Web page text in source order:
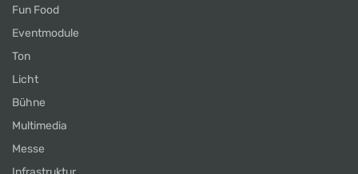
Fun Food
Eventmodule
Ton
Licht
Bühne
Multimedia
Messe